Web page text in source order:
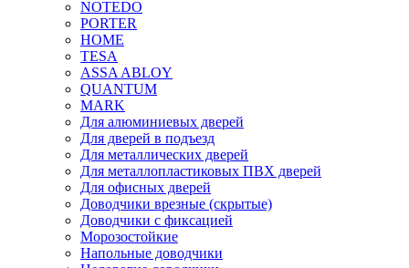
NOTEDO
PORTER
HOME
TESA
ASSA ABLOY
QUANTUM
MARK
Для алюминиевых дверей
Для дверей в подъезд
Для металлических дверей
Для металлопластиковых ПВХ дверей
Для офисных дверей
Доводчики врезные (скрытые)
Доводчики с фиксацией
Морозостойкие
Напольные доводчики